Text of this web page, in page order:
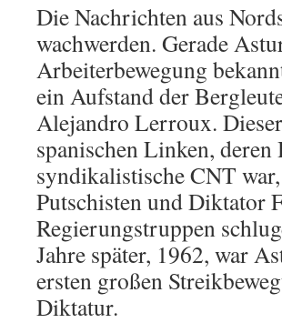
Die Nachrichten aus
wachwerden. Gerade
Arbeiterbewegung
ein Aufstand der
Alejandro Lerroux.
spanischen Linken,
syndikalistische CNT
Putschisten und Diktator
Regierungstruppen
Jahre später, 1962, war
ersten großen
Diktatur.